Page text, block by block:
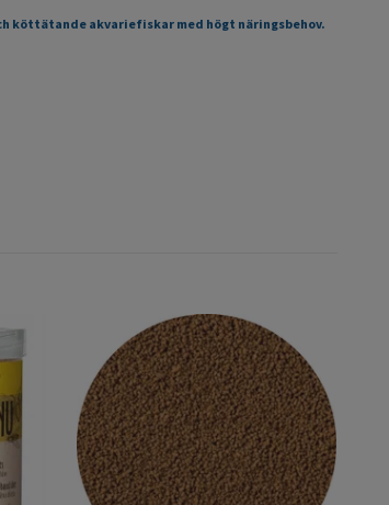
köttätande akvariefiskar med högt näringsbehov.